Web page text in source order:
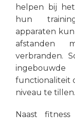
helpen bij
hun
apparaten
afstanden
verbranden.
functionaliteit
niveau te tillen.
Naast